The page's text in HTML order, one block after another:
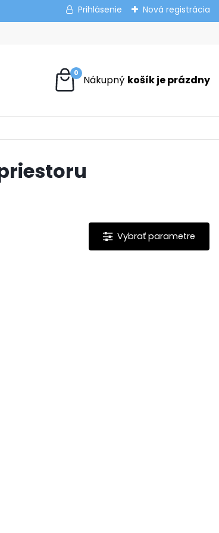
Prihlásenie Nová registrácia
0